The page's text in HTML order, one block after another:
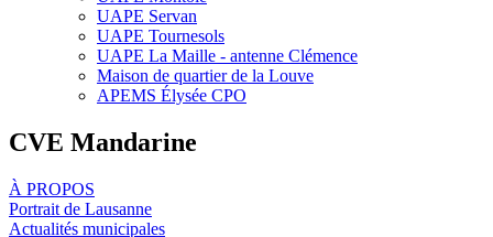
UAPE Servan
UAPE Tournesols
UAPE La Maille - antenne Clémence
Maison de quartier de la Louve
APEMS Élysée CPO
CVE Mandarine
À PROPOS
Portrait de Lausanne
Actualités municipales